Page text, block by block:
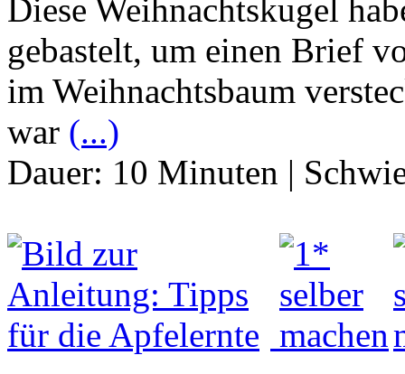
Diese Weihnachtskugel
gebastelt, um einen Brief
im Weihnachtsbaum
war (...)
Dauer: 10 Minuten |